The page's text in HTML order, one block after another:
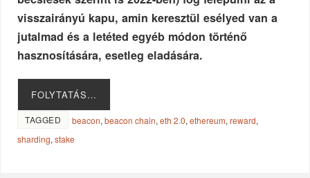
visszairányú kapu, amin keresztül esélyed van a
jutalmad és a letéted egyéb módon történő
hasznosítására, esetleg eladására.
FOLYTATÁS…
TAGGED beacon,beacon chain,eth 2.0,ethereum,reward,
sharding,stake